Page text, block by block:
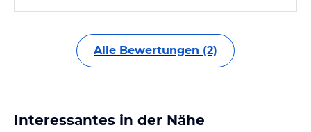
Alle Bewertungen (2)
Interessantes in der Nähe